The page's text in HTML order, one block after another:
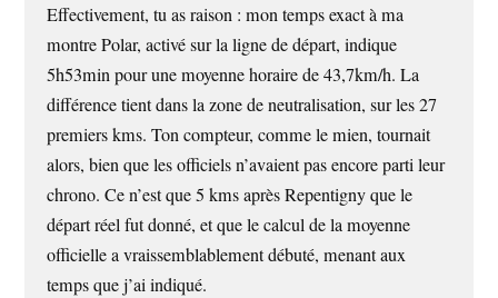
Effectivement, tu as raison : mon temps exact à ma
montre Polar, activé sur la ligne de départ, indique
5h53min pour une moyenne horaire de 43,7km/h. La
différence tient dans la zone de neutralisation, sur les 27
premiers kms. Ton compteur, comme le mien, tournait
alors, bien que les officiels n’avaient pas encore parti leur
chrono. Ce n’est que 5 kms après Repentigny que le
départ réel fut donné, et que le calcul de la moyenne
officielle a vraissemblablement débuté, menant aux
temps que j’ai indiqué.